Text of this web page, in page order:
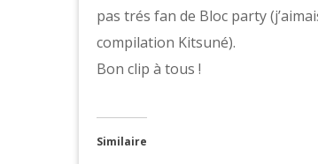
pas trés fan de Bloc party
compilation Kitsuné).
Bon clip à tous !
Similaire